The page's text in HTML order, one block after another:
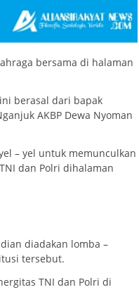
bersama di halaman
berasal dari bapak
AKBP Dewa Nyoman
– yel untuk memunculkan
dan Polri dihalaman
diadakan lomba –
tersebut.‎
TNI dan Polri di